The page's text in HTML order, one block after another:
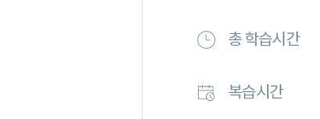
총 학습시간
복습시간